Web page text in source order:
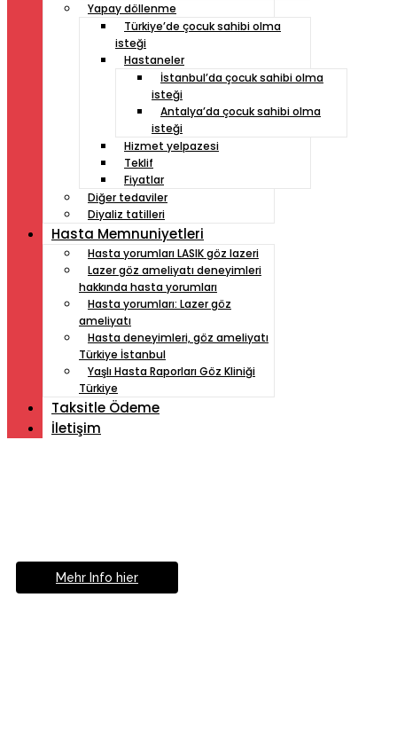
Yapay döllenme
Türkiye’de çocuk sahibi olma
isteği
Hastaneler
İstanbul’da çocuk sahibi olma
isteği
Antalya’da çocuk sahibi olma
isteği
Hizmet yelpazesi
Teklif
Fiyatlar
Diğer tedaviler
Diyaliz tatilleri
Hasta Memnuniyetleri
Hasta yorumları LASIK göz lazeri
Lazer göz ameliyatı deneyimleri
hakkında hasta yorumları
Hasta yorumları: Lazer göz
ameliyatı
Hasta deneyimleri, göz ameliyatı
Türkiye İstanbul
Yaşlı Hasta Raporları Göz Kliniği
Türkiye
Taksitle Ödeme
İletişim
Mehr Info hier